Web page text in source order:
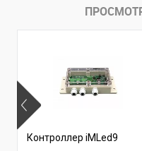
Контроллер iMLed9